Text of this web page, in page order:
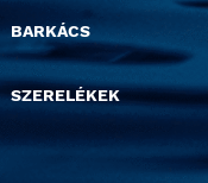
BARKÁCS
SZERELÉKEK